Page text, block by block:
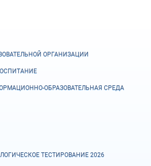
ОРГАНИЗАЦИИ
ОБРАЗОВАТЕЛЬНАЯ СРЕДА
ТЕСТИРОВАНИЕ 2026